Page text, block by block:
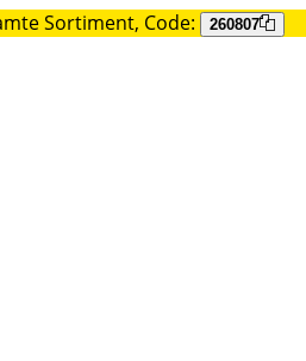
Sortiment, Code: 260807